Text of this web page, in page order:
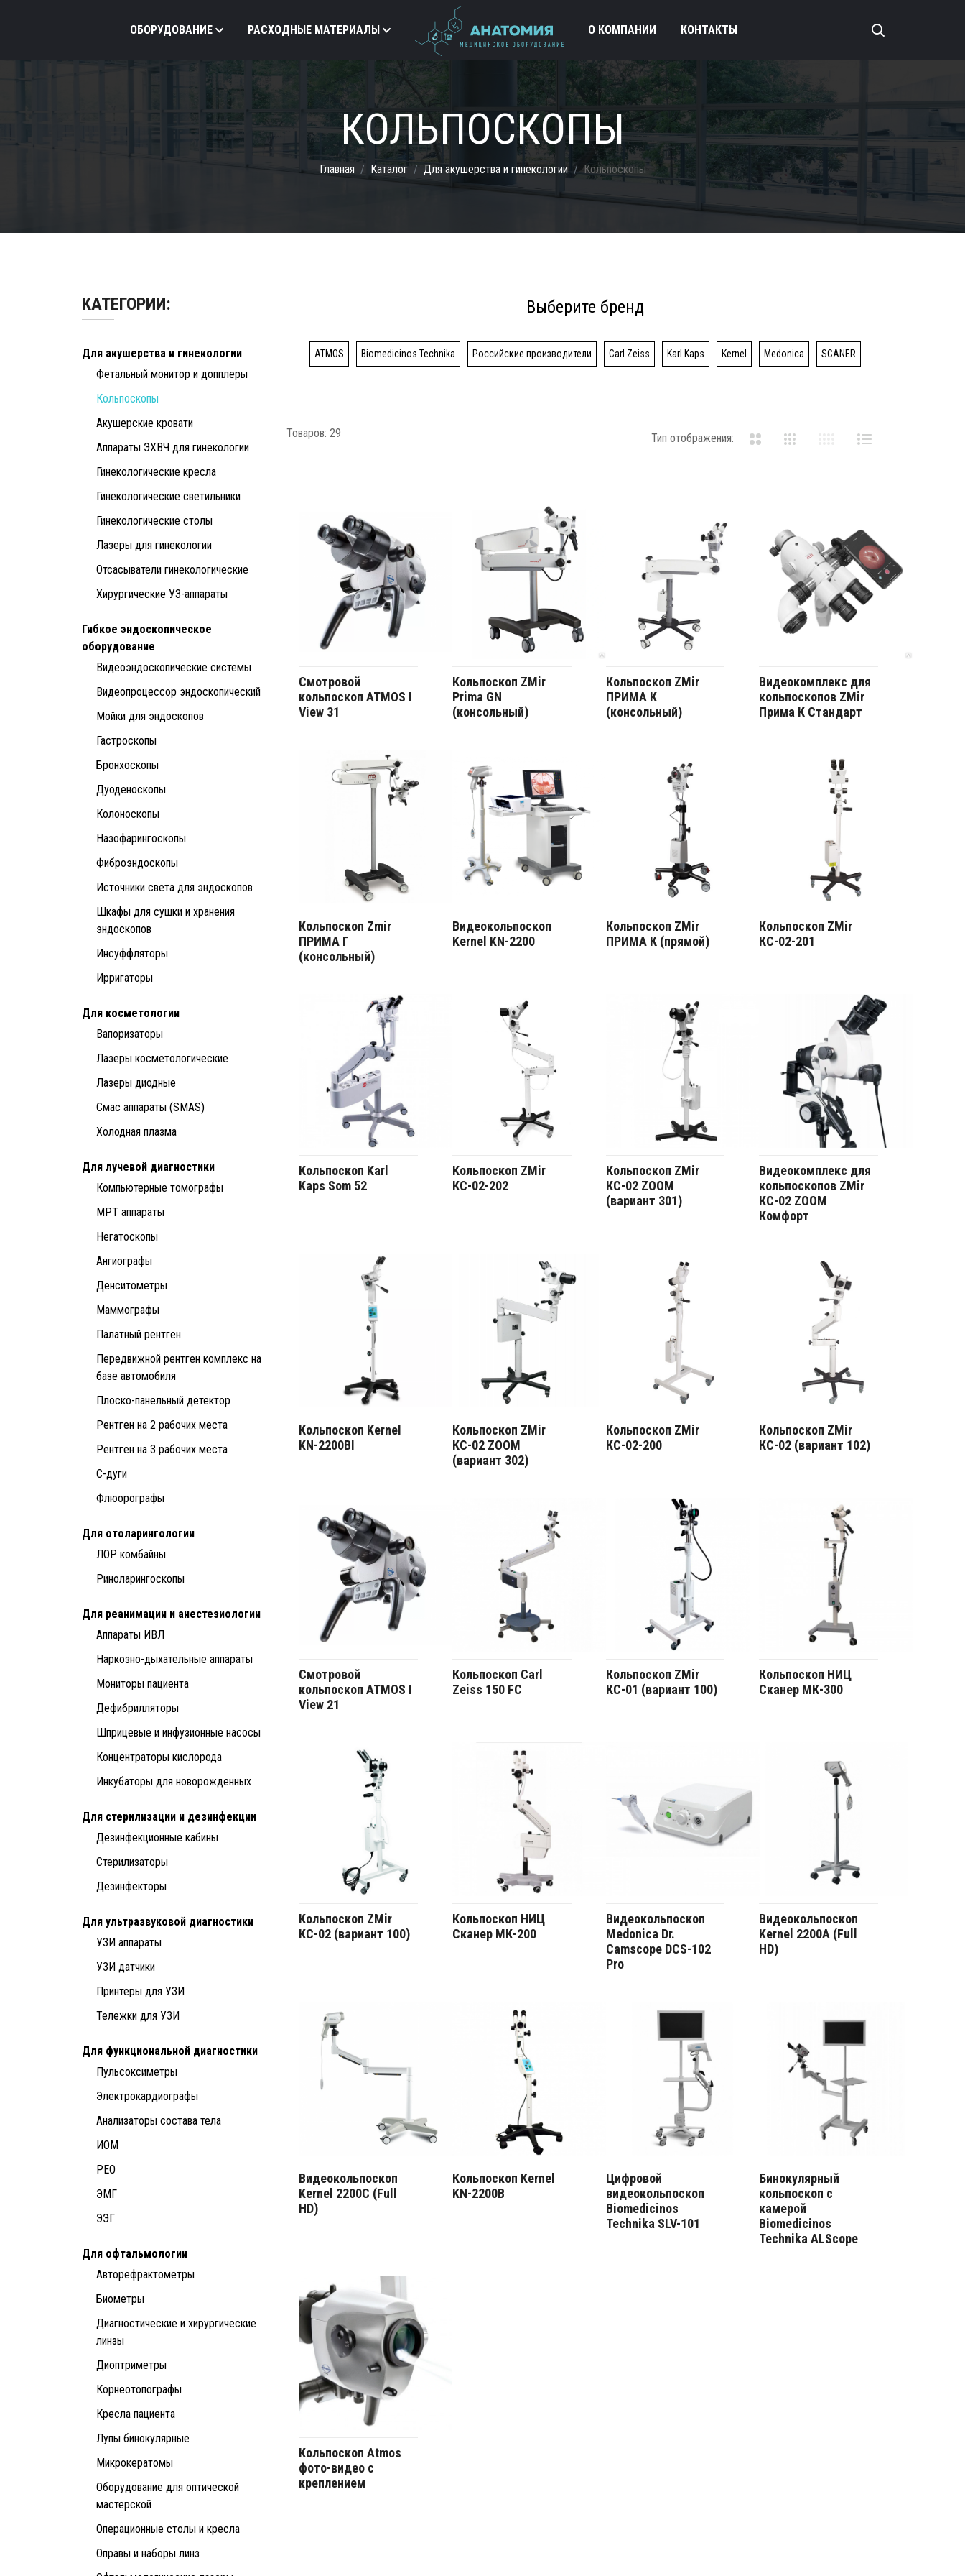
ОБОРУДОВАНИЕ РАСХОДНЫЕ МАТЕРИАЛЫ О КОМПАНИИ КОНТАКТЫ
КОЛЬПОСКОПЫ
Главная Каталог Для акушерства и гинекологии Кольпоскопы
КАТЕГОРИИ:
Для акушерства и гинекологии
Фетальный монитор и допплеры
Кольпоскопы
Акушерские кровати
Аппараты ЭХВЧ для гинекологии
Гинекологические кресла
Гинекологические светильники
Гинекологические столы
Лазеры для гинекологии
Отсасыватели гинекологические
Хирургические УЗ-аппараты
Гибкое эндоскопическое
оборудование
Видеоэндоскопические системы
Видеопроцессор эндоскопический
Мойки для эндоскопов
Гастроскопы
Бронхоскопы
Дуоденоскопы
Колоноскопы
Назофарингоскопы
Фиброэндоскопы
Источники света для эндоскопов
Шкафы для сушки и хранения
эндоскопов
Инсуффляторы
Ирригаторы
Для косметологии
Вапоризаторы
Лазеры косметологические
Лазеры диодные
Смас аппараты (SMAS)
Холодная плазма
Для лучевой диагностики
Компьютерные томографы
МРТ аппараты
Негатоскопы
Ангиографы
Денситометры
Маммографы
Палатный рентген
Передвижной рентген комплекс на
базе автомобиля
Плоско-панельный детектор
Рентген на 2 рабочих места
Рентген на 3 рабочих места
С-дуги
Флюорографы
Для отоларингологии
ЛОР комбайны
Риноларингоскопы
Для реанимации и анестезиологии
Аппараты ИВЛ
Наркозно-дыхательные аппараты
Мониторы пациента
Дефибрилляторы
Шприцевые и инфузионные насосы
Концентраторы кислорода
Инкубаторы для новорожденных
Для стерилизации и дезинфекции
Дезинфекционные кабины
Стерилизаторы
Дезинфекторы
Для ультразвуковой диагностики
УЗИ аппараты
УЗИ датчики
Принтеры для УЗИ
Тележки для УЗИ
Для функциональной диагностики
Пульсоксиметры
Электрокардиографы
Анализаторы состава тела
ИОМ
РЕО
ЭМГ
ЭЭГ
Для офтальмологии
Авторефрактометры
Биометры
Диагностические и хирургические
линзы
Диоптриметры
Корнеотопографы
Кресла пациента
Лупы бинокулярные
Микрокератомы
Оборудование для оптической
мастерской
Операционные столы и кресла
Оправы и наборы линз
Выберите бренд
ATMOS Biomedicinos Technika Российские производители Carl Zeiss Karl Kaps Kernel Medonica SCANER
Товаров: 29 Тип отображения:
Смотровой
кольпоскоп ATMOS I
View 31
Кольпоскоп ZMir
Prima GN
(консольный)
Кольпоскоп ZMir
ПРИМА К
(консольный)
Видеокомплекс для
кольпоскопов ZMir
Прима К Стандарт
Кольпоскоп Zmir
ПРИМА Г
(консольный)
Видеокольпоскоп
Kernel KN-2200
Кольпоскоп ZMir
ПРИМА К (прямой)
Кольпоскоп ZMir
КС-02-201
Кольпоскоп Karl
Kaps Som 52
Кольпоскоп ZMir
КС-02-202
Кольпоскоп ZMir
КС-02 ZOOM
(вариант 301)
Видеокомплекс для
кольпоскопов ZMir
КС-02 ZOOM
Комфорт
Кольпоскоп Kernel
KN-2200BI
Кольпоскоп ZMir
КС-02 ZOOM
(вариант 302)
Кольпоскоп ZMir
КС-02-200
Кольпоскоп ZMir
КС-02 (вариант 102)
Смотровой
кольпоскоп ATMOS I
View 21
Кольпоскоп Carl
Zeiss 150 FC
Кольпоскоп ZMir
КС-01 (вариант 100)
Кольпоскоп НИЦ
Сканер МК-300
Кольпоскоп ZMir
КС-02 (вариант 100)
Кольпоскоп НИЦ
Сканер МК-200
Видеокольпоскоп
Medonica Dr.
Camscope DCS-102
Pro
Видеокольпоскоп
Kernel 2200A (Full
HD)
Видеокольпоскоп
Kernel 2200C (Full
HD)
Кольпоскоп Kernel
KN-2200B
Цифровой
видеокольпоскоп
Biomedicinos
Technika SLV-101
Бинокулярный
кольпоскоп с
камерой
Biomedicinos
Technika ALScope
Кольпоскоп Atmos
фото-видео с
креплением